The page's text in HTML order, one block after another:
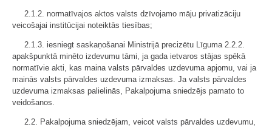
2.1.2. normatīvajos aktos valsts dzīvojamo māju privatizāciju
veicošajai institūcijai noteiktās tiesības;
2.1.3. iesniegt saskaņošanai Ministrijā precizētu Līguma 2.2.2.
apakšpunktā minēto izdevumu tāmi, ja gada ietvaros stājas spēkā
normatīvie akti, kas maina valsts pārvaldes uzdevuma apjomu, vai ja
mainās valsts pārvaldes uzdevuma izmaksas. Ja valsts pārvaldes
uzdevuma izmaksas palielinās, Pakalpojuma sniedzējs pamato to
veidošanos.
2.2. Pakalpojuma sniedzējam, veicot valsts pārvaldes uzdevumu,